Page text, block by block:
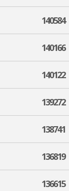
140584
140166
140122
139272
138741
136819
136615